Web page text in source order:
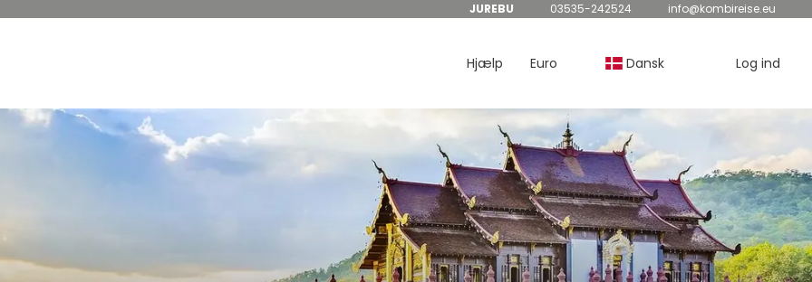
JUREBU 03535-242524 info@kombireise.eu
Hjælp Euro Dansk Log ind